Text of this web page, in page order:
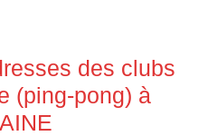
des clubs
(ping-pong) à